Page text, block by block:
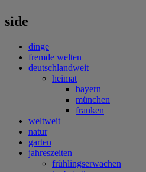
side
dinge
fremde welten
deutschlandweit
heimat
bayern
münchen
franken
weltweit
natur
garten
jahreszeiten
frühlingserwachen